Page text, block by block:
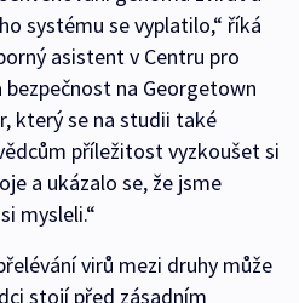
systému se vyplatilo,“ říká
asistent v Centru pro
na Georgetown
který se na studii také
příležitost vyzkoušet si
a ukázalo se, že jsme
mysleli.“
virů mezi druhy může
stojí před zásadním